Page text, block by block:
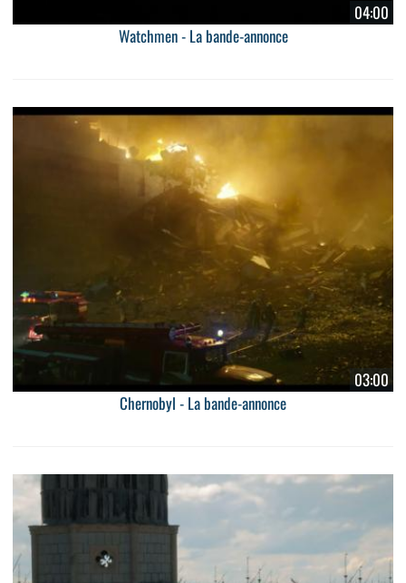
04:00
Watchmen - La bande-annonce
03:00
Chernobyl - La bande-annonce